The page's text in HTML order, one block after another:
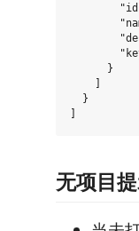
      }
  }
无项目